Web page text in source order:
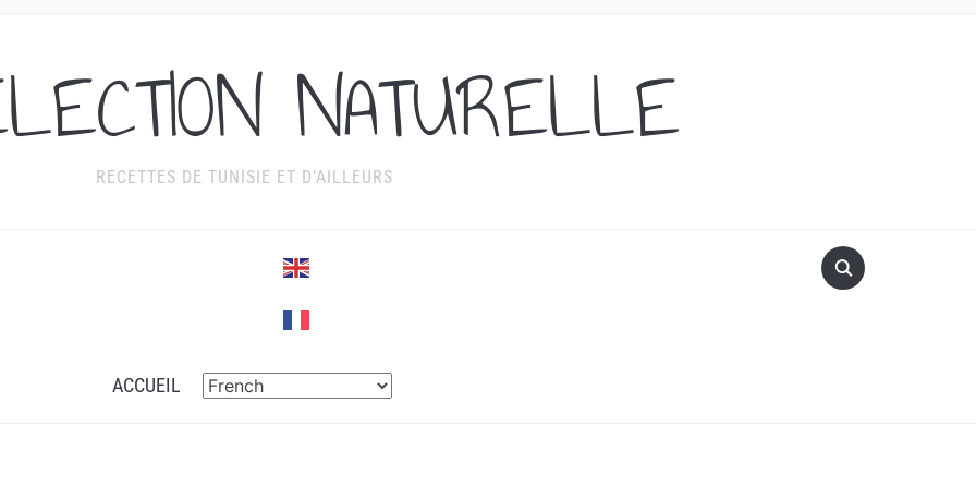
NATURELLE
RECETTES DE TUNISIE ET D'AILLEURS
ACCUEIL